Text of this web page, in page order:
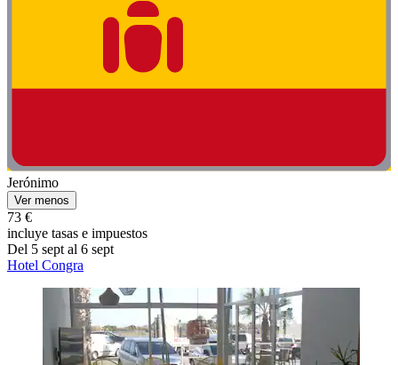
Jerónimo
Ver menos
73 €
incluye tasas e impuestos
Del 5 sept al 6 sept
Hotel Congra